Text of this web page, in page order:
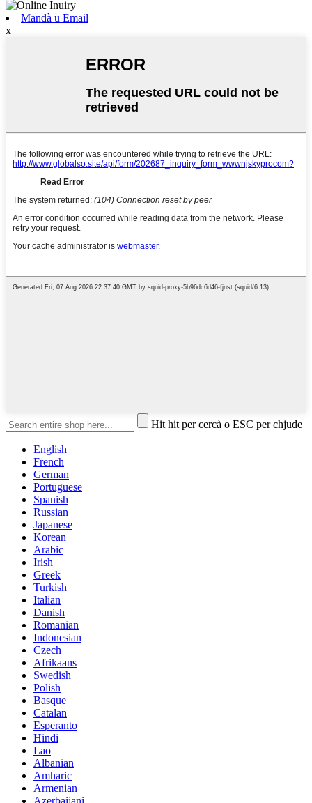
Mandà u Email
x
Hit hit per cercà o ESC per chjude
English
French
German
Portuguese
Spanish
Russian
Japanese
Korean
Arabic
Irish
Greek
Turkish
Italian
Danish
Romanian
Indonesian
Czech
Afrikaans
Swedish
Polish
Basque
Catalan
Esperanto
Hindi
Lao
Albanian
Amharic
Armenian